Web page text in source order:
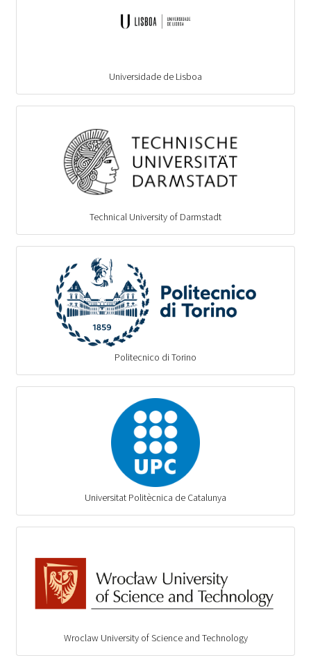
Universidade de Lisboa
Technical University of Darmstadt
Politecnico di Torino
Universitat Politècnica de Catalunya
Wroclaw University of Science and Technology